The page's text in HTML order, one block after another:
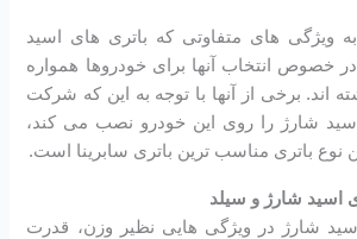
به ویژگی های متفاوتی که باتری های اسید
خصوص انتخاب آنها برای خودروها همواره
اند. برخی از آنها با توجه به این که شرکت
اسید شارژ را روی این خودرو نصب می کند،
نوع باتری مناسب ترین باتری سابرینا است.
اسید شارژ و سیلد
شارژ در ویژگی هایی نظیر وزن، قدرت